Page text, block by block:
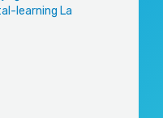
learning La